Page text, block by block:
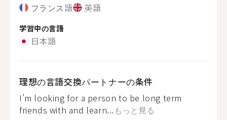
フランス語 英語
学習中の言語
日本語
理想の言語交換パートナーの条件
I’m looking for a person to be long term
friends with and learn... もっと見る